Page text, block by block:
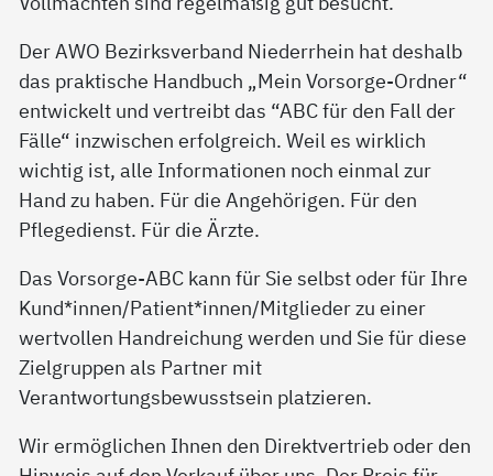
Der AWO Bezirksverband Niederrhein hat deshalb
das praktische Handbuch „Mein Vorsorge-Ordner“
entwickelt und vertreibt das “ABC für den Fall der
Fälle“ inzwischen erfolgreich. Weil es wirklich
wichtig ist, alle Informationen noch einmal zur
Hand zu haben. Für die Angehörigen. Für den
Pflegedienst. Für die Ärzte.
Das Vorsorge-ABC kann für Sie selbst oder für Ihre
Kund*innen/Patient*innen/Mitglieder zu einer
wertvollen Handreichung werden und Sie für diese
Zielgruppen als Partner mit
Verantwortungsbewusstsein platzieren.
Wir ermöglichen Ihnen den Direktvertrieb oder den